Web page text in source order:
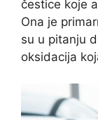
čestice koje
Ona je
su u pitanju
oksidacija